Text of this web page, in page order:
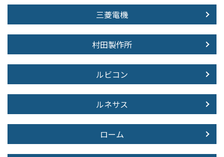
三菱電機
村田製作所
ルビコン
ルネサス
ローム